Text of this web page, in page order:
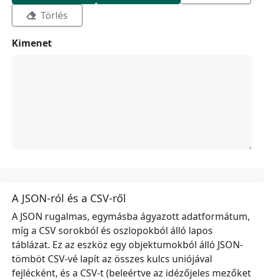
Törlés
Kimenet
A JSON-ról és a CSV-ről
A JSON rugalmas, egymásba ágyazott adatformátum,
míg a CSV sorokból és oszlopokból álló lapos
táblázat. Ez az eszköz egy objektumokból álló JSON-
tömböt CSV-vé lapít az összes kulcs uniójával
fejlécként, és a CSV-t (beleértve az idézőjeles mezőket